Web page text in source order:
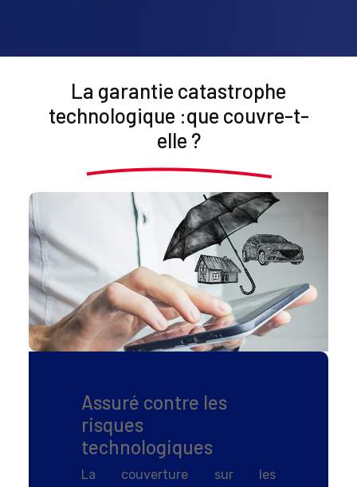
La garantie catastrophe
technologique :que couvre-t-
elle ?
Assuré contre les
risques
technologiques
La couverture sur les